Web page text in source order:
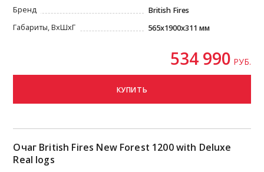
Бренд
British Fires
Габариты, ВxШxГ
565x1900x311 мм
534 990 РУБ.
КУПИТЬ
Очаг British Fires New Forest 1200 with Deluxe
Real logs